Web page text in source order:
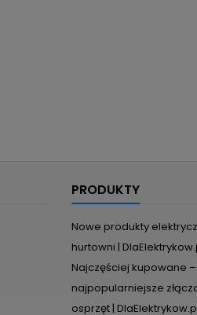
PRODUKTY
Nowe produkty
hurtowni |
Najczęściej kupowane –
najpopularniejsze
osprzęt |